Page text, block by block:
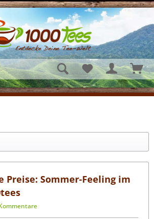
Preise: Sommer-Feeling im